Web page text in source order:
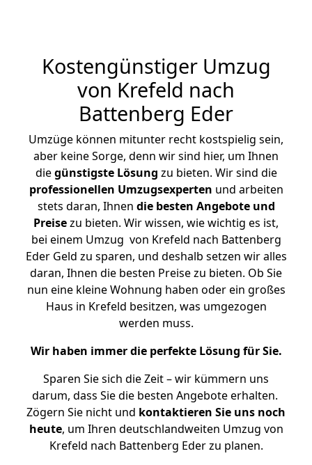
Kostengünstiger Umzug
von Krefeld nach
Battenberg Eder
Umzüge können mitunter recht kostspielig sein,
aber keine Sorge, denn wir sind hier, um Ihnen
diegünstigste Lösung zu bieten. Wir sind die
professionellen Umzugsexperten und arbeiten
stets daran, Ihnen die besten Angebote und
Preisezu bieten. Wir wissen, wie wichtig es ist,
bei einem Umzug von Krefeld nach Battenberg
Eder Geld zu sparen, und deshalb setzen wir alles
daran, Ihnen die besten Preise zu bieten. Ob Sie
nun eine kleine Wohnung haben oder ein großes
Haus in Krefeld besitzen, was umgezogen
werden muss.
Wir haben immer die perfekte Lösung für Sie.
Sparen Sie sich die Zeit – wir kümmern uns
darum, dass Sie die besten Angebote erhalten.
Zögern Sie nicht und kontaktieren Sie uns noch
heute, um Ihren deutschlandweiten Umzug von
Krefeld nach Battenberg Eder zu planen.